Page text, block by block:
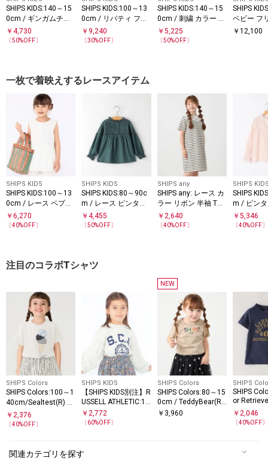
SHIPS KIDS:140～15
0cm / ギンガムチェ
ック 半袖 ブラウス
￥ 4,730
〔50%OFF〕
SHIPS KIDS:100～13
0cm / リバティ フリ
ル ブラウス
￥ 9,240
〔30%OFF〕
SHIPS KIDS:140～15
0cm / 刺繍 カラー ブ
ラウス
￥ 5,225
〔50%OFF〕
SHIPS
ベビー フ
ス
￥12,100
一枚で着映えするレースアイテム
SHIPS KIDS
SHIPS KIDS:100～13
0cm / レース ペプラ
ム ノースリーブ ブラ
ウス
￥ 6,270
〔40%OFF〕
SHIPS KIDS
SHIPS KIDS:80～90c
m / レース ピンタッ
ク 長袖 ブラウス
￥4,455
〔50%OFF〕
SHIPS any
SHIPS any: レース カ
ラー リボン 半袖 Tシ
ャツ ワンピース <KID
S>
￥ 2,640
〔40%OFF〕
SHIPS
SHIPS
m / ピン
ス ブラウ
￥5,346
〔40%OFF〕
注目のコラボTシャツ
SHIPS Colors
SHIPS Colors:100～1
40cm/Sealtest(R) ア
イスクリーム プリン
トTEE
￥ 2,376
〔40%OFF〕
SHIPS KIDS
【SHIPS KIDS別注】R
USSELL ATHLETIC:10
0～150cm / 長袖 TE
E
￥ 2,772
〔60%OFF〕
NEW
SHIPS Colors
SHIPS Colors:80～15
0cm / TeddyBear(R)
コラボ Tシャツ◇
￥ 3,960
SHIPS
SHIPS
or
シャツ
￥ 2,046
〔40%OFF〕
関連カテゴリを探す